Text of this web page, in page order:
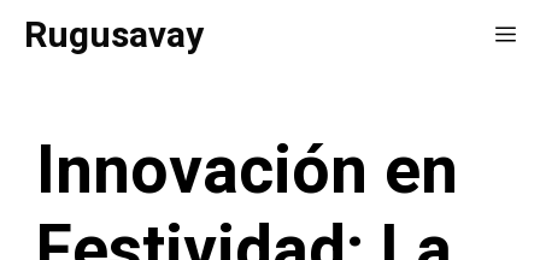
SaltarRugusavay
Innovación en